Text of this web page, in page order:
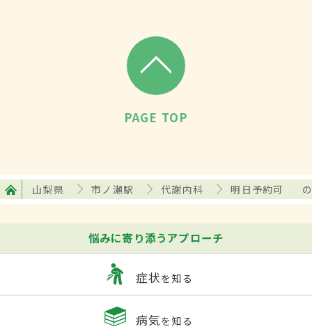
PAGE TOP
山梨県 市ノ瀬駅 代謝内科 明日予約可
悩みに寄り添うアプローチ
症状を知る
病気を知る